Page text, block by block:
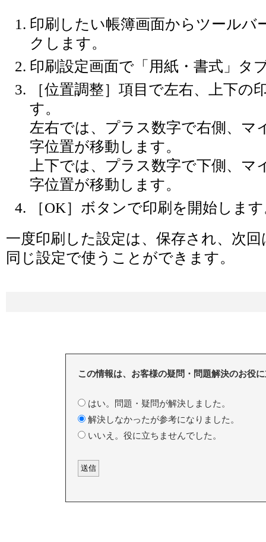
印刷したい帳簿画面からツールバ
クします。
印刷設定画面で「用紙・書式」タ
［位置調整］項目で左右、上下の
す。
左右では、プラス数字で右側、マ
字位置が移動します。
上下では、プラス数字で下側、
字位置が移動します。
［OK］ボタンで印刷を開始しま
一度印刷した設定は、保存され、次
同じ設定で使うことができます。
この情報は、お客様の疑問・問題解決のお役
はい。問題・疑問が解決しました。
解決しなかったが参考になりました。
いいえ。役に立ちませんでした。